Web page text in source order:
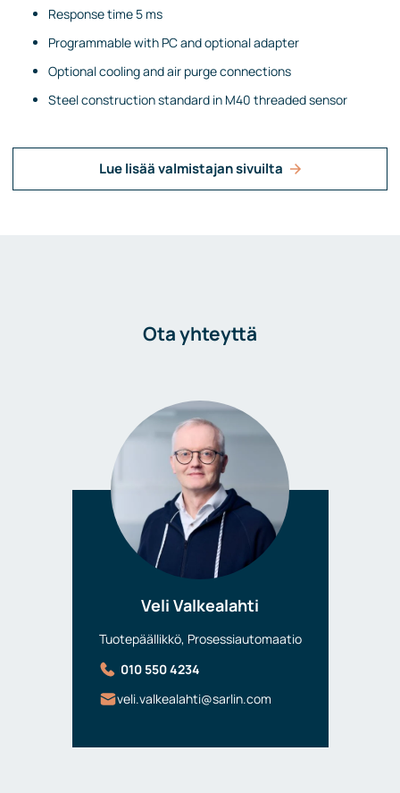
Response time 5 ms
Programmable with PC and optional adapter
Optional cooling and air purge connections
Steel construction standard in M40 threaded sensor
Lue lisää valmistajan sivuilta
Ota yhteyttä
Veli Valkealahti
Tuotepäällikkö, Prosessiautomaatio
010 550 4234
veli.valkealahti@sarlin.com